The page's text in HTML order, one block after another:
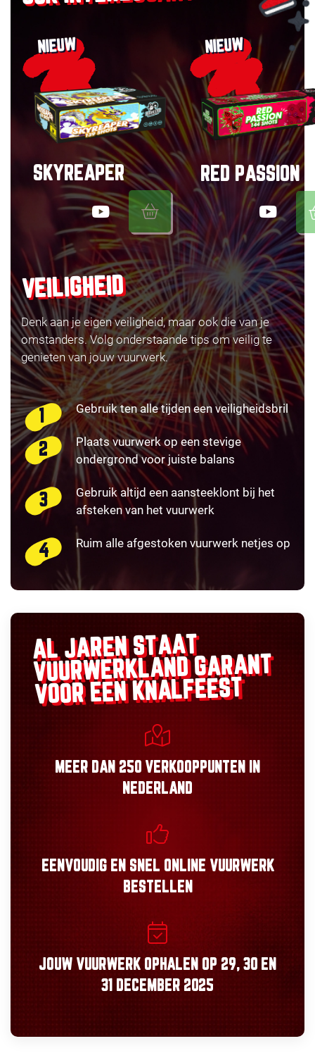
NIEUW
SKYREAPER
NIEUW
RED PASSION
VEILIGHEID
Denk aan je eigen veiligheid, maar ook die van je
omstanders. Volg onderstaande tips om veilig te
genieten van jouw vuurwerk.
Gebruik ten alle tijden een veiligheidsbril
Plaats vuurwerk op een stevige
ondergrond voor juiste balans
Gebruik altijd een aansteeklont bij het
afsteken van het vuurwerk
Ruim alle afgestoken vuurwerk netjes op
AL JAREN STAAT
VUURWERKLANDGARANT
VOOR EEN KNALFEEST
MEER DAN 250 VERKOOPPUNTEN
IN
NEDERLAND
EENVOUDIGEN SNEL ONLINE VUURWERK
BESTELLEN
JOUW VUURWERK OPHALEN OP 29, 30 EN
31 DECEMBER 2025